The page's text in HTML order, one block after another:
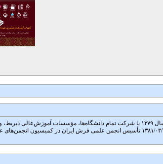
در نخستین همایش ملی فرش در آموزش عالی که در مهرماه سال ۱۳۷۹ با شرکت